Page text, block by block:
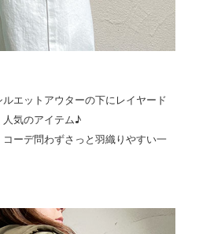
エットアウターの下にレイヤード
気のアイテム♪
ーデ問わずさっと羽織りやすい一